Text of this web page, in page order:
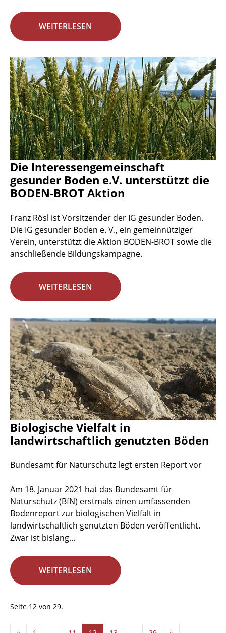
WEITERLESEN
Die Interessengemeinschaft
gesunder Boden e.V. unterstützt die
BODEN-BROT Aktion
Franz Rösl ist Vorsitzender der IG gesunder Boden.
Die IG gesunder Boden e. V., ein gemeinnütziger
Verein, unterstützt die Aktion BODEN-BROT sowie die
anschließende Bildungskampagne.
WEITERLESEN
Biologische Vielfalt in
landwirtschaftlich genutzten Böden
Bundesamt für Naturschutz legt ersten Report vor
Am 18. Januar 2021 hat das Bundesamt für
Naturschutz (BfN) erstmals einen umfassenden
Bodenreport zur biologischen Vielfalt in
landwirtschaftlich genutzten Böden veröffentlicht.
Zwar ist bislang...
WEITERLESEN
Seite 12 von 29.